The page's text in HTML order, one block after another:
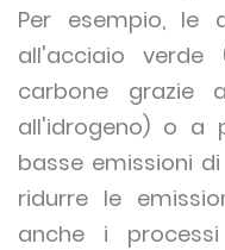
Per esempio, le
all'acciaio
carbone grazie
all'idrogeno) o a
basse emissioni
ridurre le
anche i